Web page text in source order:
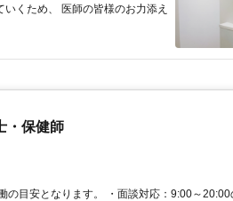
くため、 医師の皆様のお力添え
・保健師
目安となります。 ・面談対応：9:00～20:00